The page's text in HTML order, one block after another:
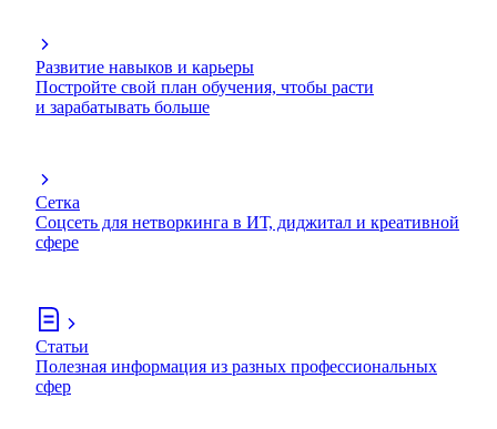
Развитие навыков и карьеры
Постройте свой план обучения, чтобы расти
и зарабатывать больше
Сетка
Соцсеть для нетворкинга в ИТ, диджитал и креативной
сфере
Статьи
Полезная информация из разных профессиональных
сфер